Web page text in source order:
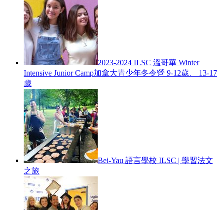
2023-2024 ILSC 溫哥華 Winter
Intensive Junior Camp加拿大青少年冬令營 9-12歲、 13-17
歲
Bei-Yau 語言學校 ILSC | 學習法文
之旅